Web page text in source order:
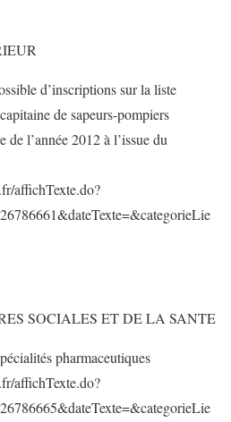
d’inscriptions sur la liste
de sapeurs-pompiers
l’année 2012 à l’issue du
affichTexte.do?
SOCIALES ET DE LA SANTE
pharmaceutiques
affichTexte.do?